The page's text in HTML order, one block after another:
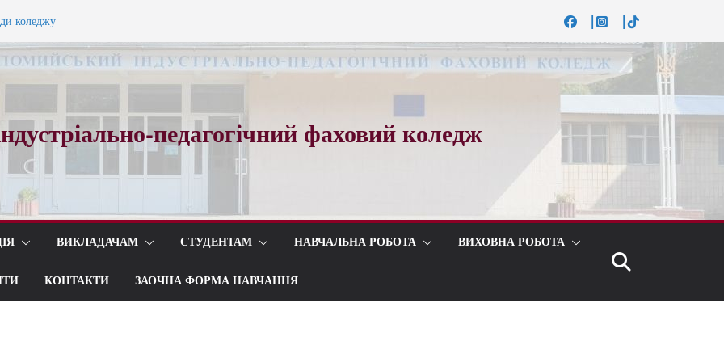
коледжу
вальсу…
педагогічний фаховий коледж
ВИКЛАДАЧАМ СТУДЕНТАМ НАВЧАЛЬНА РОБОТА ВИХОВНА РОБОТА
КОНТАКТИ ЗАОЧНА ФОРМА НАВЧАННЯ